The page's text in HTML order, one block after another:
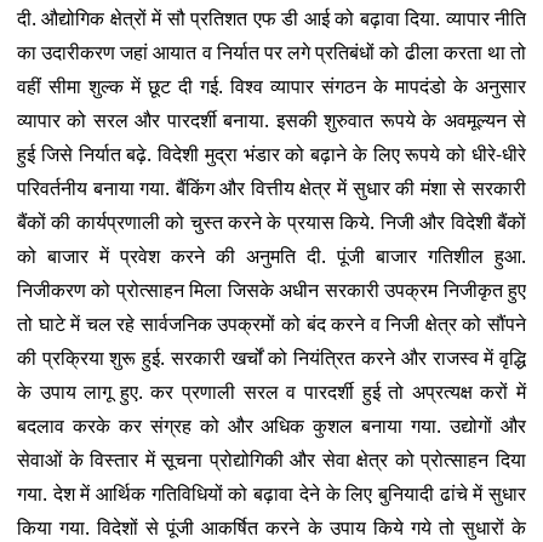
दी. औद्योगिक क्षेत्रों में सौ प्रतिशत एफ डी आई को बढ़ावा दिया. व्यापार नीति
का उदारीकरण जहां आयात व निर्यात पर लगे प्रतिबंधों को ढीला करता था तो
वहीं सीमा शुल्क में छूट दी गई. विश्व व्यापार संगठन के मापदंडो के अनुसार
व्यापार को सरल और पारदर्शी बनाया. इसकी शुरुवात रूपये के अवमूल्यन से
हुई जिसे निर्यात बढ़े. विदेशी मुद्रा भंडार को बढ़ाने के लिए रूपये को धीरे-धीरे
परिवर्तनीय बनाया गया. बैंकिंग और वित्तीय क्षेत्र में सुधार की मंशा से सरकारी
बैंकों की कार्यप्रणाली को चुस्त करने के प्रयास किये. निजी और विदेशी बैंकों
को बाजार में प्रवेश करने की अनुमति दी. पूंजी बाजार गतिशील हुआ.
निजीकरण को प्रोत्साहन मिला जिसके अधीन सरकारी उपक्रम निजीकृत हुए
तो घाटे में चल रहे सार्वजनिक उपक्रमों को बंद करने व निजी क्षेत्र को सौंपने
की प्रक्रिया शुरू हुई. सरकारी खर्चों को नियंत्रित करने और राजस्व में वृद्धि
के उपाय लागू हुए. कर प्रणाली सरल व पारदर्शी हुई तो अप्रत्यक्ष करों में
बदलाव करके कर संग्रह को और अधिक कुशल बनाया गया. उद्योगों और
सेवाओं के विस्तार में सूचना प्रोद्योगिकी और सेवा क्षेत्र को प्रोत्साहन दिया
गया. देश में आर्थिक गतिविधियों को बढ़ावा देने के लिए बुनियादी ढांचे में सुधार
किया गया. विदेशों से पूंजी आकर्षित करने के उपाय किये गये तो सुधारों के